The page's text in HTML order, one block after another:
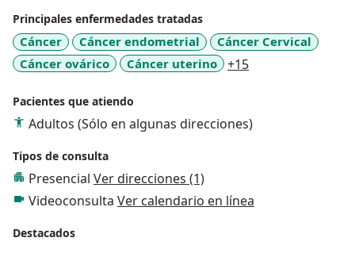
Principales enfermedades tratadas
Cáncer Cáncer endometrial
Cáncer Cervical
Cáncer ovárico
Cáncer uterino +15
Pacientes que atiendo
Adultos (Sólo en algunas direcciones)
Tipos de consulta
Presencial Ver direcciones (1)
Videoconsulta Ver calendario en línea
Destacados